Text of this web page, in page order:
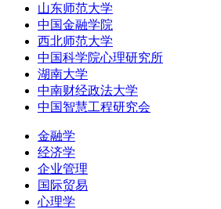
山东师范大学
中国金融学院
西北师范大学
中国科学院心理研究所
湖南大学
中南财经政法大学
中国智慧工程研究会
金融学
经济学
企业管理
国际贸易
心理学